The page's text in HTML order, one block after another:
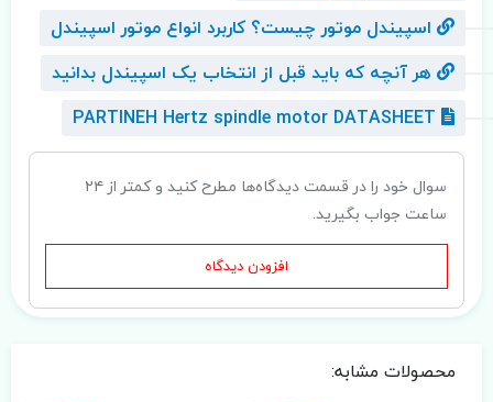
اسپیندل موتور چیست؟ کاربرد انواع موتور اسپیندل
هر آنچه که باید قبل از انتخاب یک اسپیندل بدانید
سوال خود را در قسمت دیدگاه‌ها مطرح کنید و کمتر از ۲۴
ساعت جواب بگیرید.
افزودن دیدگاه
محصولات مشابه: